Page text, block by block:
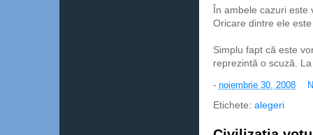
În ambele cazuri este
Oricare dintre ele
Simplu fapt că este
reprezintă o scuză.
- noiembrie 30, 2008
Etichete: alegeri